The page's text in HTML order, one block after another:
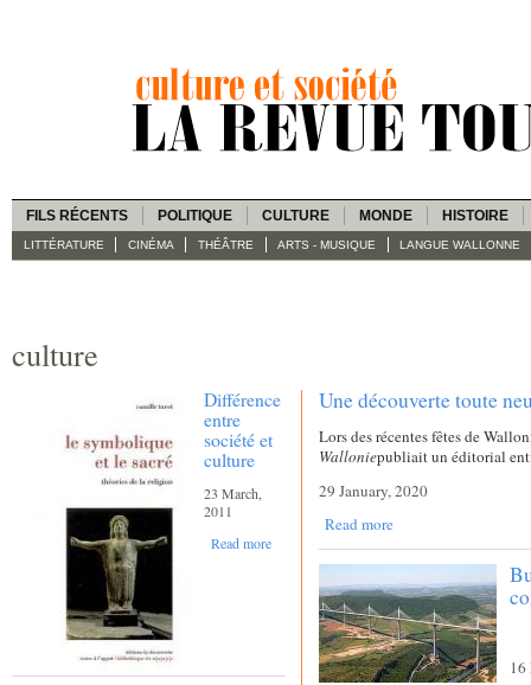
FILS RÉCENTS POLITIQUE CULTURE MONDE HISTOIRE
LITTÉRATURE CINÉMA THÉÂTRE ARTS - MUSIQUE LANGUE WALLONNE
culture
Différence
entre
société et
culture
23 March,
2011
Read more
Une découverte toute
Lors des récentes fêtes de
Walloniepubliait un éditorial
29 January, 2020
Read more